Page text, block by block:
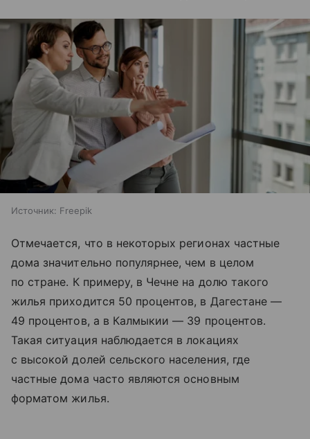
Источник: Freepik
Отмечается, что в некоторых регионах частные
дома значительно популярнее, чем в целом
по стране. К примеру, в Чечне на долю такого
жилья приходится 50 процентов, в Дагестане —
49 процентов, а в Калмыкии — 39 процентов.
Такая ситуация наблюдается в локациях
с высокой долей сельского населения, где
частные дома часто являются основным
форматом жилья.